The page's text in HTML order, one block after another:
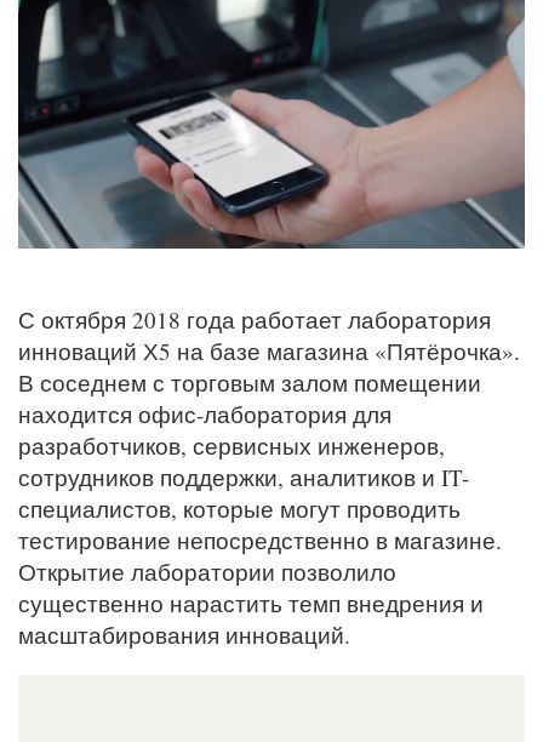
С октября 2018 года работает лаборатория
инноваций Х5 на базе магазина «Пятёрочка».
В соседнем с торговым залом помещении
находится офис-лаборатория для
разработчиков, сервисных инженеров,
сотрудников поддержки, аналитиков и IT-
специалистов, которые могут проводить
тестирование непосредственно в магазине.
Открытие лаборатории позволило
существенно нарастить темп внедрения и
масштабирования инноваций.​